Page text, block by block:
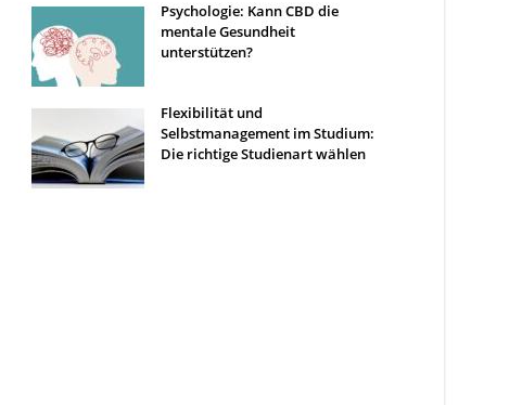
Psychologie: Kann CBD die
mentale Gesundheit
unterstützen?
Flexibilität und
Selbstmanagement im Studium:
Die richtige Studienart wählen